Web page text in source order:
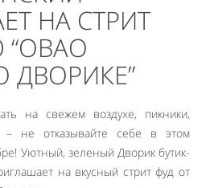
НА СТРИТ
ДВОРИКЕ”
на свежем воздухе, пикники,
– не отказывайте себе в этом
Уютный, зеленый Дворик бутик-
на вкусный стрит фуд от